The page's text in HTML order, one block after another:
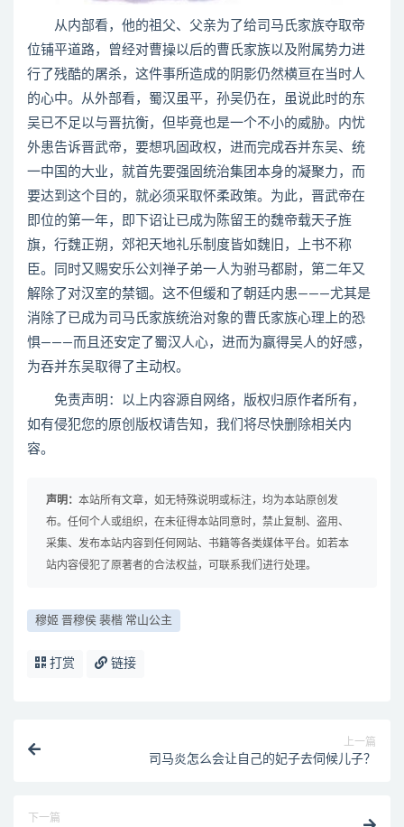
从内部看，他的祖父、父亲为了给司马氏家族夺取帝
位铺平道路，曾经对曹操以后的曹氏家族以及附属势力进
行了残酷的屠杀，这件事所造成的阴影仍然横亘在当时人
的心中。从外部看，蜀汉虽平，孙吴仍在，虽说此时的东
吴已不足以与晋抗衡，但毕竟也是一个不小的威胁。内忧
外患告诉晋武帝，要想巩固政权，进而完成吞并东吴、统
一中国的大业，就首先要强固统治集团本身的凝聚力，而
要达到这个目的，就必须采取怀柔政策。为此，晋武帝在
即位的第一年，即下诏让已成为陈留王的魏帝载天子旌
旗，行魏正朔，郊祀天地礼乐制度皆如魏旧，上书不称
臣。同时又赐安乐公刘禅子弟一人为驸马都尉，第二年又
解除了对汉室的禁锢。这不但缓和了朝廷内患———尤其是
消除了已成为司马氏家族统治对象的曹氏家族心理上的恐
惧———而且还安定了蜀汉人心，进而为赢得吴人的好感，
为吞并东吴取得了主动权。
免责声明：以上内容源自网络，版权归原作者所有，
如有侵犯您的原创版权请告知，我们将尽快删除相关内
容。
声明： 本站所有文章，如无特殊说明或标注，均为本站原创发
布。任何个人或组织，在未征得本站同意时，禁止复制、盗用、
采集、发布本站内容到任何网站、书籍等各类媒体平台。如若本
站内容侵犯了原著者的合法权益，可联系我们进行处理。
穆姬 晋穆侯 裴楷 常山公主
打赏 链接
上一篇
司马炎怎么会让自己的妃子去伺候儿子？
下一篇